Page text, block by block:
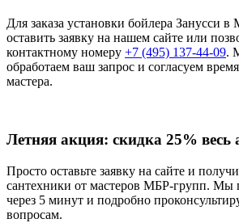
Для заказа установки бойлера Занусси
оставить заявку на нашем сайте или
контактному номеру +7 (495) 137-44-09.
обработаем ваш запрос и согласуем
мастера.
Летняя акция: скидка 25% весь
Просто оставьте заявку на сайте и
сантехники от мастеров МБР-групп. Мы
через 5 минут и подробно
вопросам.